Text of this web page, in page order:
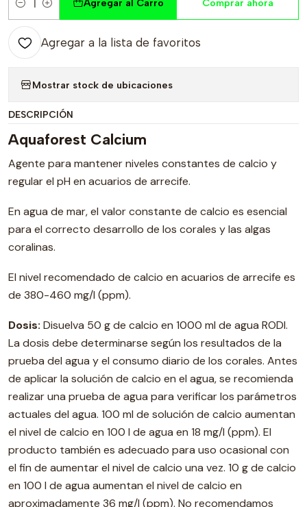
Cantidad
Agregar al Carro Comprar ahora
Agregar a la lista de favoritos
Mostrar stock de ubicaciones
DESCRIPCIÓN
Aquaforest Calcium
Agente para mantener niveles constantes de calcio y
regular el pH en acuarios de arrecife.
En agua de mar, el valor constante de calcio es esencial
para el correcto desarrollo de los corales y las algas
coralinas.
El nivel recomendado de calcio en acuarios de arrecife es
de 380-460 mg/l (ppm).
Dosis: Disuelva 50 g de calcio en 1000 ml de agua RODI.
La dosis debe determinarse según los resultados de la
prueba del agua y el consumo diario de los corales. Antes
de aplicar la solución de calcio en el agua, se recomienda
realizar una prueba de agua para verificar los parámetros
actuales del agua. 100 ml de solución de calcio aumentan
el nivel de calcio en 100 l de agua en 18 mg/l (ppm). El
producto también es adecuado para uso ocasional con
el fin de aumentar el nivel de calcio una vez. 10 g de calcio
en 100 l de agua aumentan el nivel de calcio en
aproximadamente 36 mg/l (ppm). No recomendamos